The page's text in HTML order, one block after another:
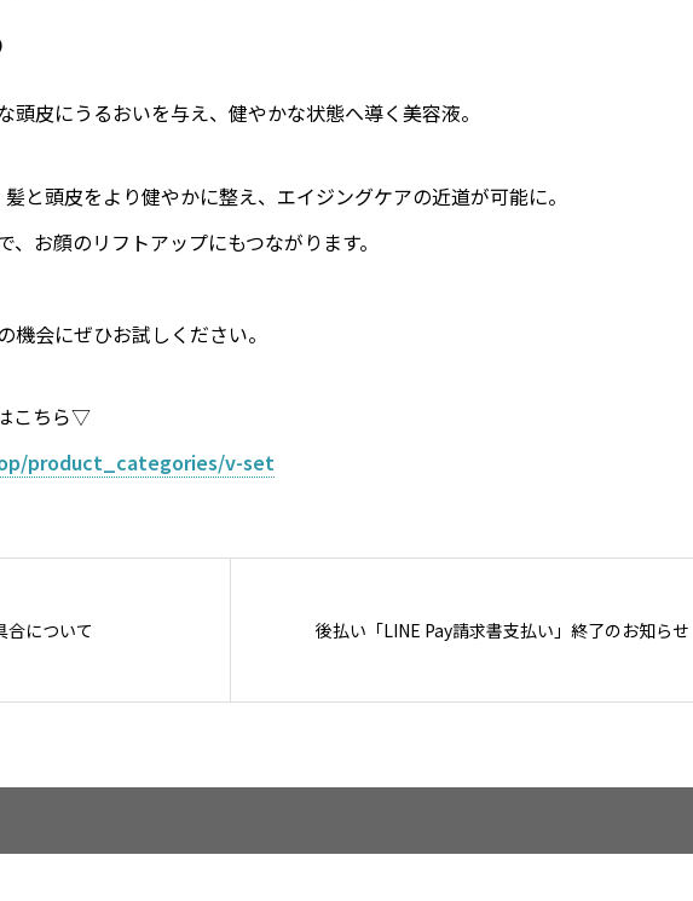
皮にうるおいを与え、健やかな状態へ導く美容液。
と頭皮をより健やかに整え、エイジングケアの近道が可能に。
お顔のリフトアップにもつながります。
機会にぜひお試しください。
こちら▽
product_categories/v-set
合について 後払い「LINE Pay請求書支払い」終了のお知らせ